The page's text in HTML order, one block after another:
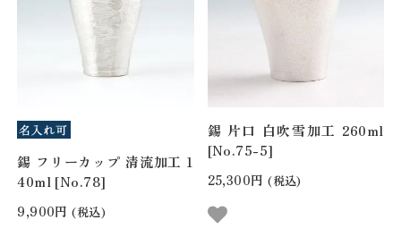
錫 フリーカップ 清流加工 1
40ml [No.78]
9,900円 (税込)
錫 片口 白吹雪加工 260ml
[No.75-5]
25,300円 (税込)